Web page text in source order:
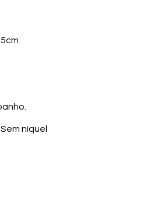
níquel